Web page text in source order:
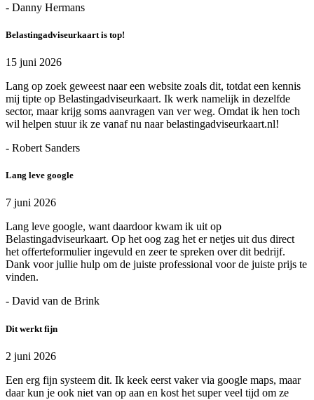
- Danny Hermans
Belastingadviseurkaart is top!
15 juni 2026
Lang op zoek geweest naar een website zoals dit, totdat een kennis
mij tipte op Belastingadviseurkaart. Ik werk namelijk in dezelfde
sector, maar krijg soms aanvragen van ver weg. Omdat ik hen toch
wil helpen stuur ik ze vanaf nu naar belastingadviseurkaart.nl!
- Robert Sanders
Lang leve google
7 juni 2026
Lang leve google, want daardoor kwam ik uit op
Belastingadviseurkaart. Op het oog zag het er netjes uit dus direct
het offerteformulier ingevuld en zeer te spreken over dit bedrijf.
Dank voor jullie hulp om de juiste professional voor de juiste prijs te
vinden.
- David van de Brink
Dit werkt fijn
2 juni 2026
Een erg fijn systeem dit. Ik keek eerst vaker via google maps, maar
daar kun je ook niet van op aan en kost het super veel tijd om ze